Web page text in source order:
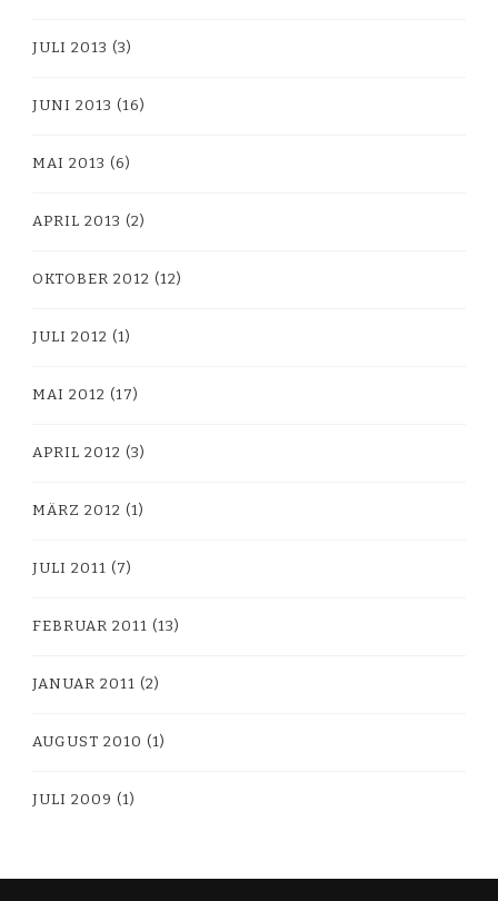
JULI 2013 (3)
JUNI 2013 (16)
MAI 2013 (6)
APRIL 2013 (2)
OKTOBER 2012 (12)
JULI 2012 (1)
MAI 2012 (17)
APRIL 2012 (3)
MÄRZ 2012 (1)
JULI 2011 (7)
FEBRUAR 2011 (13)
JANUAR 2011 (2)
AUGUST 2010 (1)
JULI 2009 (1)